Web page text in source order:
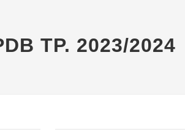
TP. 2023/2024